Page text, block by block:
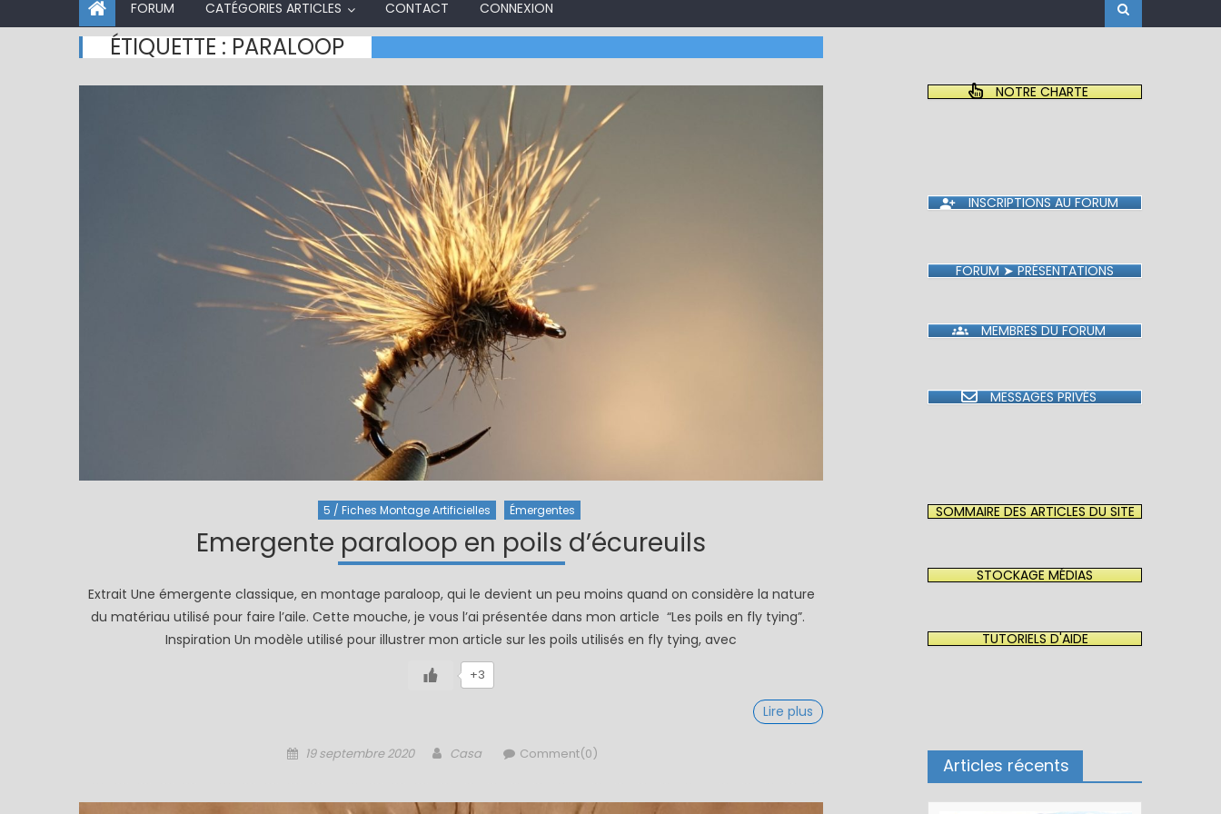
FORUM CATÉGORIES ARTICLES CONTACT CONNEXION
ÉTIQUETTE : PARALOOP
5 / Fiches Montage Artificielles Émergentes
Emergente paraloop en poils d’écureuils
Extrait Une émergente classique, en montage paraloop, qui le devient un peu moins quand on considère la nature
du matériau utilisé pour faire l’aile. Cette mouche, je vous l’ai présentée dans mon article “Les poils en fly tying”.
Inspiration Un modèle utilisé pour illustrer mon article sur les poils utilisés en fly tying, avec
+3
Lire plus
Posted
19 septembre 2020 Author
Casa Comment(0)
NOTRE CHARTE
INSCRIPTIONS AU FORUM
FORUM ➤ PRÉSENTATIONS
MEMBRES DU FORUM
MESSAGES PRIVÉS
SOMMAIRE DES ARTICLES DU SITE
STOCKAGE MÉDIAS
TUTORIELS D'AIDE
Articles récents